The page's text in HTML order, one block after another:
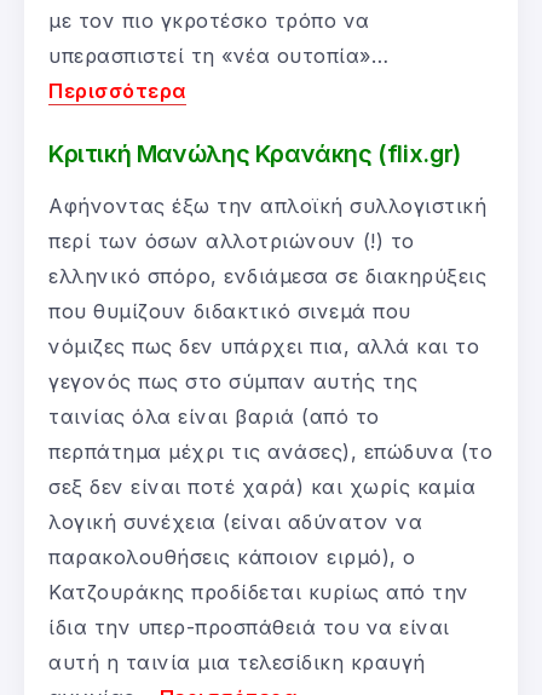
με τον πιο γκροτέσκο τρόπο να
υπερασπιστεί τη «νέα ουτοπία»…
Περισσότερα
Κριτική Μανώλης Κρανάκης (flix.gr)
Αφήνοντας έξω την απλοϊκή συλλογιστική
περί των όσων αλλοτριώνουν (!) το
ελληνικό σπόρο, ενδιάμεσα σε διακηρύξεις
που θυμίζουν διδακτικό σινεμά που
νόμιζες πως δεν υπάρχει πια, αλλά και το
γεγονός πως στο σύμπαν αυτής της
ταινίας όλα είναι βαριά (από το
περπάτημα μέχρι τις ανάσες), επώδυνα (το
σεξ δεν είναι ποτέ χαρά) και χωρίς καμία
λογική συνέχεια (είναι αδύνατον να
παρακολουθήσεις κάποιον ειρμό), ο
Κατζουράκης προδίδεται κυρίως από την
ίδια την υπερ-προσπάθειά του να είναι
αυτή η ταινία μια τελεσίδικη κραυγή